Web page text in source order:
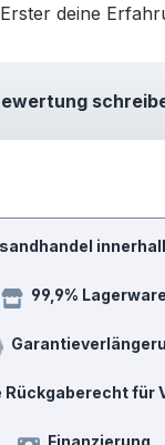
deine
99,9% Lagerware
Rückgaberecht für
Finanzierung